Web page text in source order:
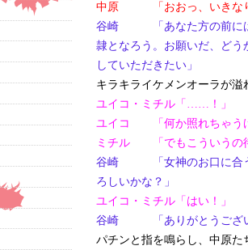
中原 「おおっ、いきな
谷崎 「あなた方の前には
隷となろう。お願いだ、ど
していただきたい」
キラキライケメンオーラが溢
ユイコ・ミチル「……！」
ユイコ 「何か照れちゃう
ミチル 「でもこういうの
谷崎 「女神のお口に合う
ろしいかな？」
ユイコ・ミチル「はい！」
谷崎 「ありがとうござ
パチンと指を鳴らし、中原た